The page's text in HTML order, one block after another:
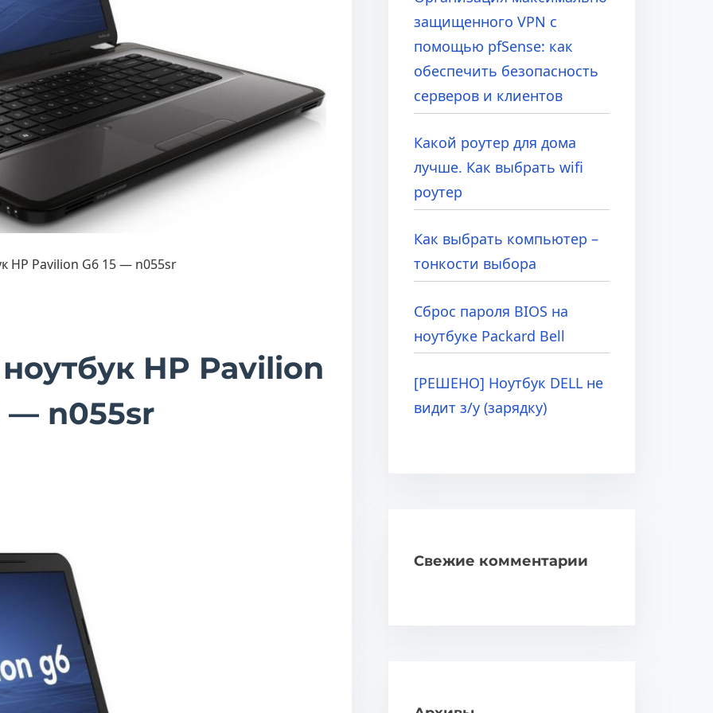
HP Pavilion G6 15 — n055sr
HP Pavilion
— n055sr
е
с
ь
.
.
защищенного VPN с
помощью pfSense: как
обеспечить безопасность
серверов и клиентов
Какой роутер для дома
лучше. Как выбрать wifi
роутер
Как выбрать компьютер –
тонкости выбора
Сброс пароля BIOS на
ноутбуке Packard Bell
[РЕШЕНО] Ноутбук DELL не
видит з/у (зарядку)
Свежие комментарии